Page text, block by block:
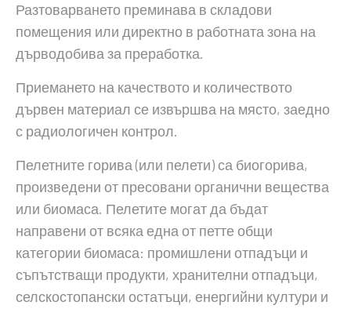
Разтоварването преминава в складови
помещения или директно в работната зона на
дърводобива за преработка.
Приемането на качеството и количеството
дървен материал се извършва на място, заедно
с радиологичен контрол.
Пелетните горива (или пелети) са биогорива,
произведени от пресовани органични вещества
или биомаса. Пелетите могат да бъдат
направени от всяка една от петте общи
категории биомаса: промишлени отпадъци и
съпътстващи продукти, хранителни отпадъци,
селскостопански остатъци, енергийни култури и